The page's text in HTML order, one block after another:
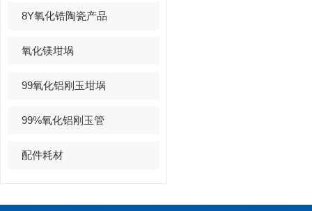
8Y氧化锆陶瓷产品
氧化镁坩埚
99氧化铝刚玉坩埚
99%氧化铝刚玉管
配件耗材